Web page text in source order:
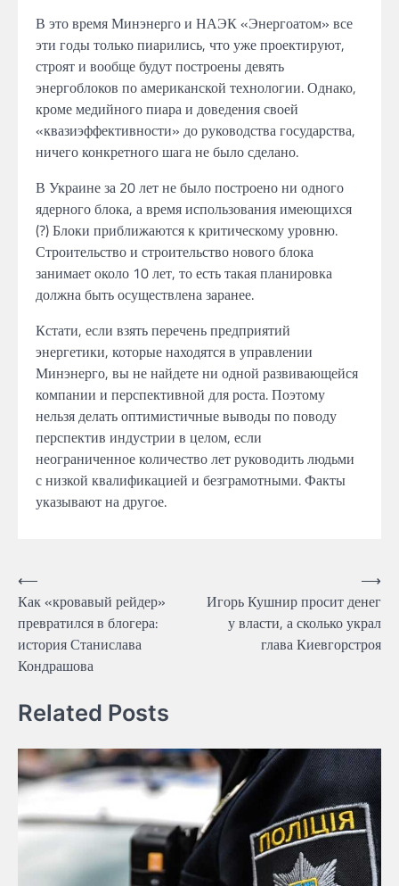
В это время Минэнергои НАЭК «Энергоатом» все
эти годы только пиарились, что уже проектируют,
строяти вообщебудут построеныдевять
энергоблоков поамериканской технологии.Однако,
кроме медийного пиараи доведения своей
«квазиэффективности» доруководства государства,
ничегоконкретного шагане былосделано.
В Украинеза 20летнебыло построенони одного
ядерного блока, авремя использования имеющихся
(?)Блоки приближаются к критическому уровню.
Строительство и строительство нового блока
занимает около 10лет, тоесть такая планировка
должна быть осуществлена заранее.
Кстати, если взять перечень предприятий
энергетики, которые находятсяв управлении
Минэнерго, вы ненайдетени одной развивающейся
компании и перспективной для роста.Поэтому
нельзя делать оптимистичныевыводыпо поводу
перспектив индустрии в целом, если
неограниченное количество лет руководить людьми
с низкой квалификацией и безграмотными. Факты
указываютнадругое.
Навігація
записів
⟵
Как «кровавый рейдер»
превратился в блогера:
история Станислава
Кондрашова
Игорь Кушнир просит денег
у власти, а сколько украл
глава Киевгорстроя
⟶
Related Posts